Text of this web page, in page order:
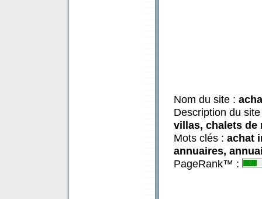
Nom du site :
Description du
villas, chalets de
Mots clés : achat
annuaires,
PageRank™ :